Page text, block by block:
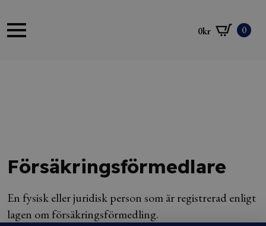
0kr 0
Försäkringsförmedlare
En fysisk eller juridisk person som är registrerad enligt
lagen om försäkringsförmedling.